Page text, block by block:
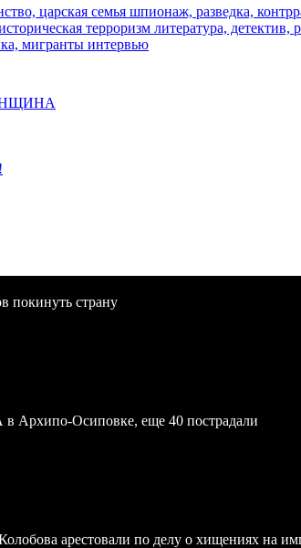
царская семья шпионаж, разведка,
терроризм литература, детектив,
мигранты интервью
покинуть страну
Архипо-Осиповке, еще 40 пострадали
арестовали по делу о хищениях на